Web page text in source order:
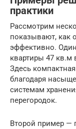
практики
Рассмотрим
показывают, как
эффективно.
квартиры 47 кв.м
Здесь
благодаря
системам
перегородок.
Второй пример —